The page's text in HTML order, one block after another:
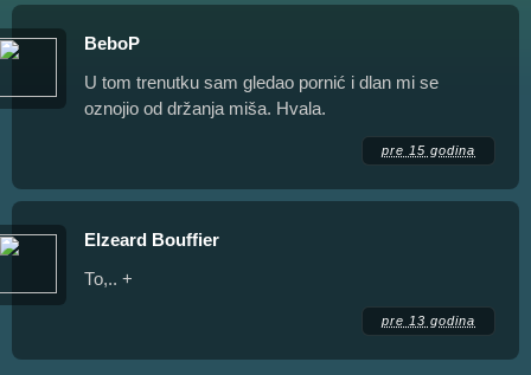
BeboP
U tom trenutku sam gledao pornić i dlan mi se
oznojio od držanja miša. Hvala.
pre 15 godina
Elzeard Bouffier
То,.. +
pre 13 godina